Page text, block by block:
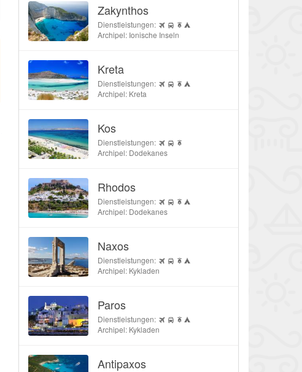
Zakynthos
Dienstleistungen:
Archipel: Ionische Inseln
Kreta
Dienstleistungen:
Archipel: Kreta
Kos
Dienstleistungen:
Archipel: Dodekanes
Rhodos
Dienstleistungen:
Archipel: Dodekanes
Naxos
Dienstleistungen:
Archipel: Kykladen
Paros
Dienstleistungen:
Archipel: Kykladen
Antipaxos